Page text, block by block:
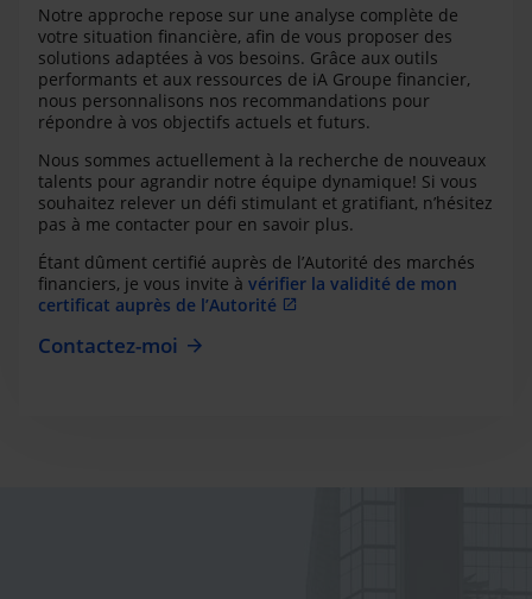
Notre approche repose sur une analyse complète de
votre situation financière, afin de vous proposer des
solutions adaptées à vos besoins. Grâce aux outils
performants et aux ressources de iA Groupe financier,
nous personnalisons nos recommandations pour
répondre à vos objectifs actuels et futurs.
Nous sommes actuellement à la recherche de nouveaux
talents pour agrandir notre équipe dynamique! Si vous
souhaitez relever un défi stimulant et gratifiant, n’hésitez
pas à me contacter pour en savoir plus.
Étant dûment certifié auprès de l’Autorité des marchés
financiers, je vous invite à vérifier la validité de mon
certificat auprès de l’Autorité
Contactez-moi